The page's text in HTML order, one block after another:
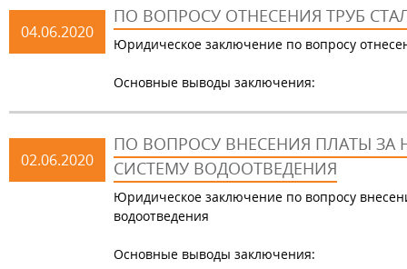
04.06.2020
ПО ВОПРОСУ ОТНЕСЕНИЯ ТРУБ
Юридическое заключение по вопросу
Основные выводы заключения:
02.06.2020
ПО ВОПРОСУ ВНЕСЕНИЯ ПЛАТЫ ЗА
СИСТЕМУ ВОДООТВЕДЕНИЯ
Юридическое заключение по вопросу
водоотведения
Основные выводы заключения: